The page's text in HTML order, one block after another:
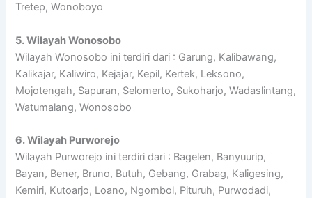
Tretep, Wonoboyo
5. Wilayah Wonosobo
Wilayah Wonosobo ini terdiri dari : Garung, Kalibawang,
Kalikajar, Kaliwiro, Kejajar, Kepil, Kertek, Leksono,
Mojotengah, Sapuran, Selomerto, Sukoharjo, Wadaslintang,
Watumalang, Wonosobo
6. Wilayah Purworejo
Wilayah Purworejo ini terdiri dari : Bagelen, Banyuurip,
Bayan, Bener, Bruno, Butuh, Gebang, Grabag, Kaligesing,
Kemiri, Kutoarjo, Loano, Ngombol, Pituruh, Purwodadi,